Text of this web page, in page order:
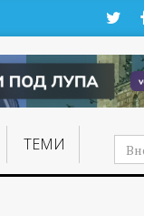
ТЕМИ